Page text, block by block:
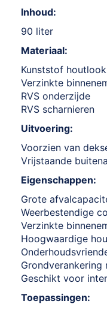
Inhoud:
90 liter
Materiaal:
Kunststof
Verzinkte
RVS onderzijde
RVS scharnieren
Uitvoering:
Voorzien van
Vrijstaande
Eigenschappen:
Grote
Weerbestendige
Verzinkte
Hoogwaardige
Grondverankering
Geschikt voor
Toepassingen: